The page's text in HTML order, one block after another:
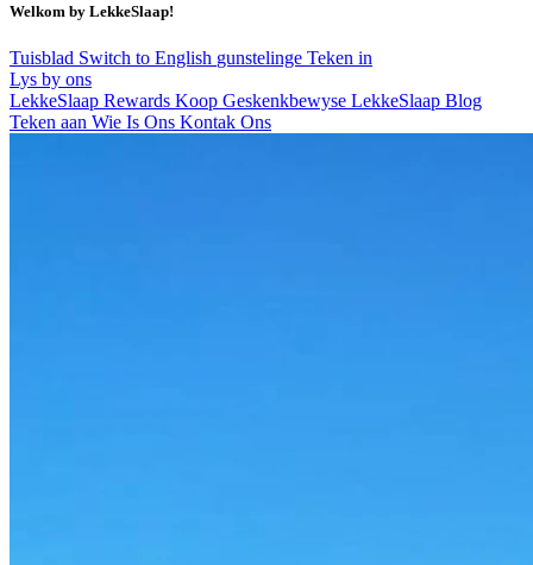
Welkom by LekkeSlaap!
Tuisblad Switch to English gunstelinge Teken in
Lys by ons
LekkeSlaap Rewards Koop Geskenkbewyse LekkeSlaap Blog
Teken aan Wie Is Ons Kontak Ons